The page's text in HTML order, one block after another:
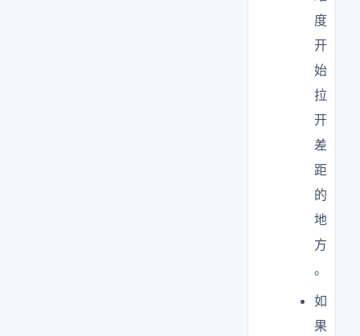
度
开
始
拉
开
差
距
的
地
方
。
如
果